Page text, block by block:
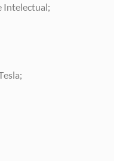
Intelectual;